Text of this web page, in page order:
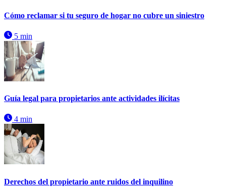
Cómo reclamar si tu seguro de hogar no cubre un siniestro
5 min
Guía legal para propietarios ante actividades ilícitas
4 min
Derechos del propietario ante ruidos del inquilino